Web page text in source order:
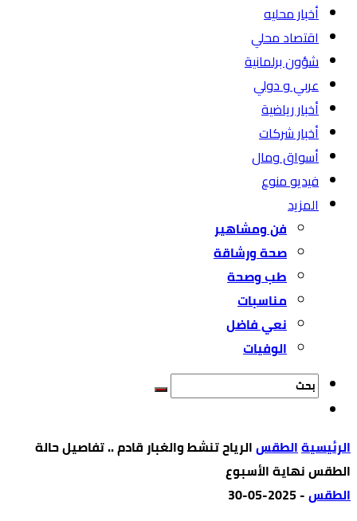
أخبار محليه
اقتصاد محلي
شؤون برلمانية
عربي و دولي
أخبار رياضية
أخبار شركات
أسواق ومال
فيديو منوع
المزيد
فن ومشاهير
صحة ورشاقة
طب وصحة
مناسبات
نعي فاضل
الوفيات
‫الرئيسية‬الطقسالرياح تنشط والغبار قادم .. تفاصيل حالة
الطقس نهاية الأسبوع
الطقس-
2025-05-30